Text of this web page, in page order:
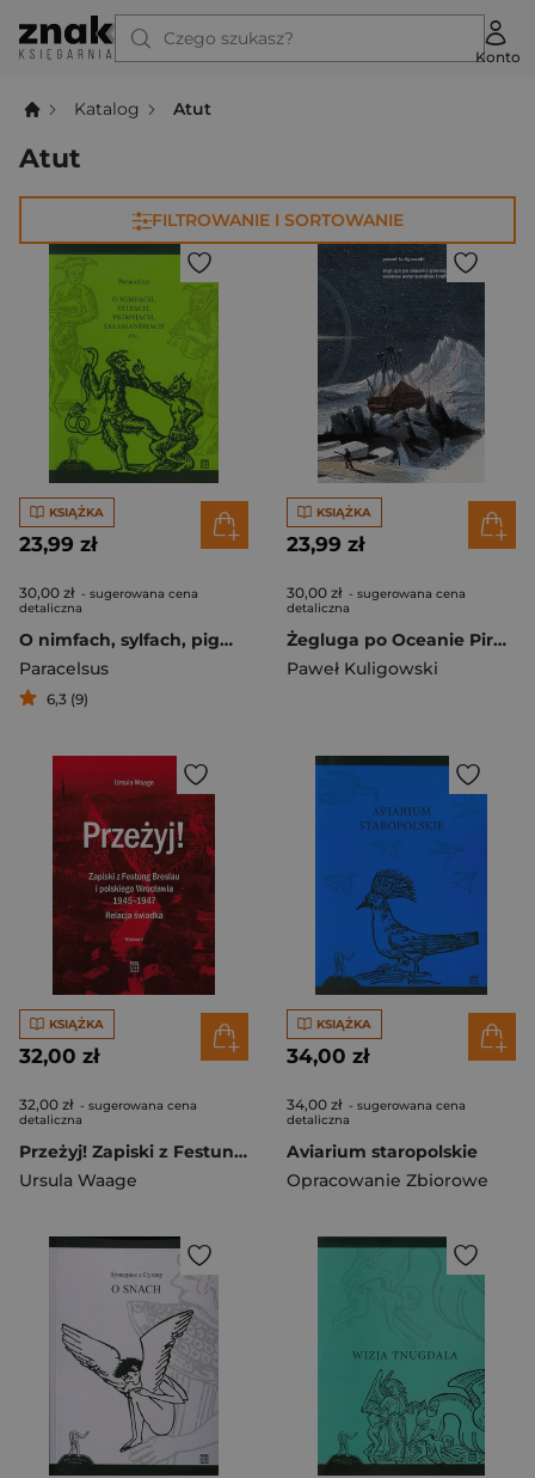
Czego szukasz?
Konto
Katalog Atut
Atut
FILTROWANIE I SORTOWANIE
KSIĄŻKA
23,99 zł
30,00 zł - sugerowana cena
detaliczna
O nimfach, sylfach, pigmejach salamandrach etc
Paracelsus
6,3 (9)
KSIĄŻKA
23,99 zł
30,00 zł - sugerowana cena
detaliczna
Żegluga po Oceanie Pirenejskim. Wiersze awanturnicze i refleksyjne
Paweł Kuligowski
KSIĄŻKA
32,00 zł
32,00 zł - sugerowana cena
detaliczna
Przeżyj! Zapiski z Festung Breslau i polskiego Wrocławia 1945-1947. Relacja świadka. (Wydanie 2 Poprawione)
Ursula Waage
KSIĄŻKA
34,00 zł
34,00 zł - sugerowana cena
detaliczna
Aviarium staropolskie
Opracowanie Zbiorowe